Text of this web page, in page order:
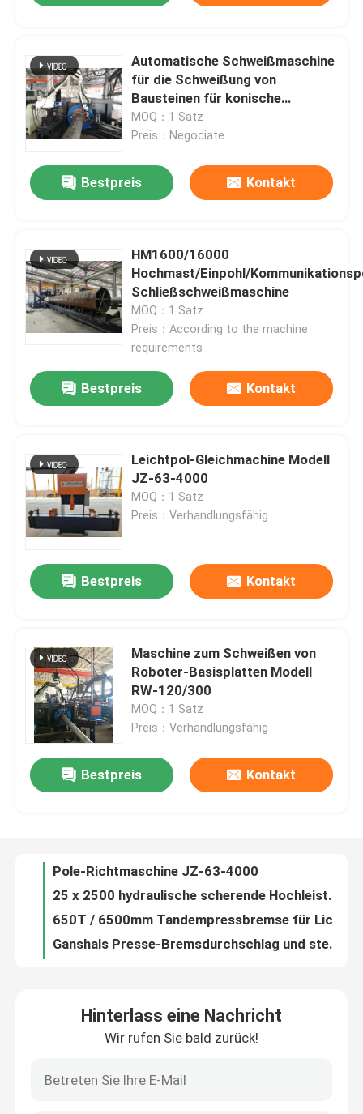
Zu Hause
Produkte
Über uns
Werksbesichtigung
Kontakt
Neuigkeiten
Automatische Schweißmaschine
für die Schweißung von
Bausteinen für konische
Lichtsäulen, hohe Masten,
Monopole
MOQ：1 Satz
Preis：Negociate
Bestpreis Kontakt
HM1600/16000
Hochmast/Einpohl/
Schließschweißmaschine
MOQ：1 Satz
Preis：According to the machine
requirements
Bestpreis Kontakt
Leichtpol-Gleichmachine Modell
JZ-63-4000
MOQ：1 Satz
Preis：Verhandlungsfähig
Bestpreis Kontakt
Maschine zum Schweißen von
Roboter-Basisplatten Modell
RW-120/300
MOQ：1 Satz
Preis：Verhandlungsfähig
Bestpreis Kontakt
Zuverlässige Leistung hydraulische scherende Maschine für Schnittstahlplatte 8 × 5000
Verbiegende Form/drücken Bremswerkzeugausstattung von Landstraßenleitschienen-Herstellungswerkzeugen
Kundenspezifische Presse-Bremswerkzeugausstattung verbiegende Maschine des Blattes für Bedienfeldkabinett
Kegelförmige Bremswerkzeuge
Hinterlass eine Nachricht
Wir rufen Sie bald zurück!